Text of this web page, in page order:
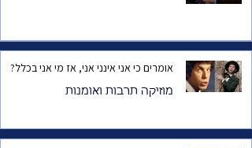
אומרים כי אני אינני אני, אז מי אני בכלל?
מוזיקה תרבות ואומנות